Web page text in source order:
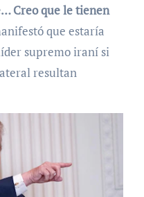
Creo que le tienen
que estaría
supremo iraní si
resultan